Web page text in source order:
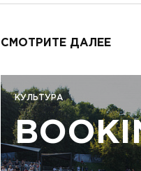
СМОТРИТЕ ДАЛЕЕ
КУЛЬТУРА